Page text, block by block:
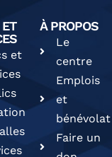
et
À PROPOS
Le
centre
Emplois
et
bénévolat
Faire un